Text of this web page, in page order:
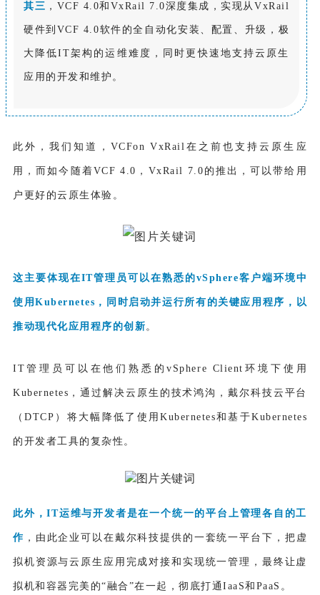
其三 ，VCF 4.0和VxRail 7.0深度集成，实现从VxRail
硬件到VCF 4.0软件的全自动化安装、配置、升级，极
大降低IT架构的运维难度，同时更快速地支持云原生
应用的开发和维护。
此外，我们知道，VCFon VxRail在之前也支持云原生应
用，而如今随着VCF 4.0，VxRail 7.0的推出，可以带给用
户更好的云原生体验。
这主要体现在IT管理员可以在熟悉的vSphere客户端环境中
使用Kubernetes，同时启动并运行所有的关键应用程序 ，以
推动现代化应用程序的创新。
IT管理员可以在他们熟悉的vSphere Client环境下使用
Kubernetes，通过解决云原生的技术鸿沟，戴尔科技云平台
（DTCP）将大幅降低了使用Kubernetes和基于Kubernetes
的开发者工具的复杂性。
此外，IT运维与开发者是在一个统一的平台上管理各自的工
作 ，由此企业可以在戴尔科技提供的一套统一平台下，把虚
拟机资源与云原生应用完成对接和实现统一管理，最终让虚
拟机和容器完美的“融合”在一起，彻底打通IaaS和PaaS。